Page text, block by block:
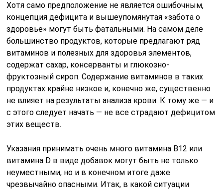
Хотя само предположение не является ошибочным,
концепция дефицита и вышеупомянутая «забота о
здоровье» могут быть фатальными. На самом деле
большинство продуктов, которые предлагают ряд
витаминов и полезных для здоровья элементов,
содержат сахар, консерванты и глюкозно-
фруктозный сироп. Содержание витаминов в таких
продуктах крайне низкое и, конечно же, существенно
не влияет на результаты анализа крови. К тому же — и
с этого следует начать — не все страдают дефицитом
этих веществ.
Указания принимать очень много витамина B12 или
витамина D в виде добавок могут быть не только
неуместными, но и в конечном итоге даже
чрезвычайно опасными. Итак, в какой ситуации